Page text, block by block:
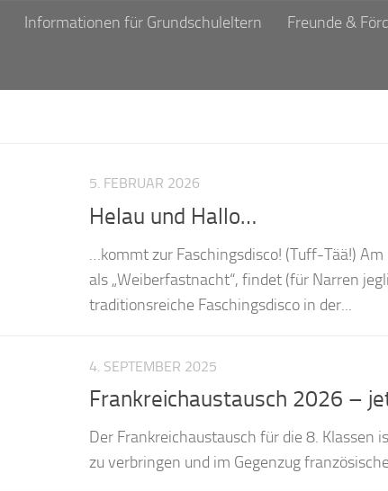
Informationen für Grundschuleltern Freunde &
5. FEBRUAR 2026
Helau und Hallo…
…kommt zur Faschingsdisco! (Tuff-Tää!)
als „Weiberfastnacht“, findet (für Narren
traditionsreiche Faschingsdisco in der...
4. SEPTEMBER 2025
Frankreichaustausch 2026 –
Der Frankreichaustausch für die 8. Klassen
zu verbringen und im Gegenzug